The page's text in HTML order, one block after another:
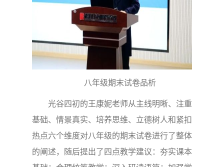
八年级期末试卷品析
光谷四初的王康妮老师从主线明晰、注重
基础、情景真实、培养思维、立德树人和紧扣
热点六个维度对八年级的期末试卷进行了整体
的阐述，随后提出了四点教学建议：夯实课本